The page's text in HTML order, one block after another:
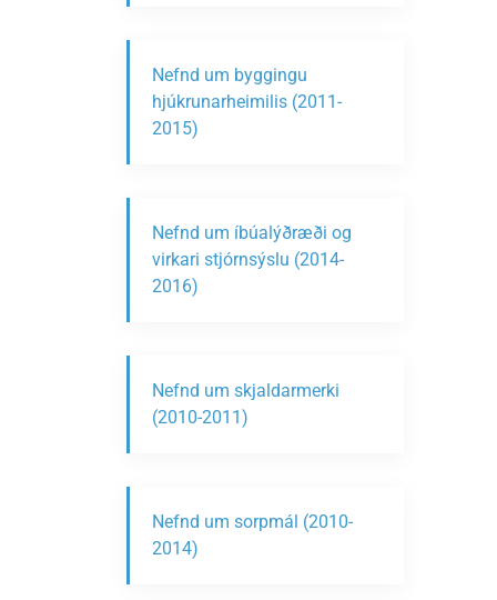
Nefnd um byggingu
hjúkrunarheimilis (2011-
2015)
Nefnd um íbúalýðræði og
virkari stjórnsýslu (2014-
2016)
Nefnd um skjaldarmerki
(2010-2011)
Nefnd um sorpmál (2010-
2014)